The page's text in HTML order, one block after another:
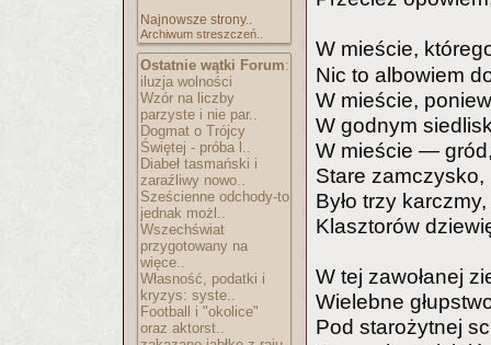
Najnowsze strony..
Archiwum streszczeń..
Ostatnie wątki Forum:
iluzja wolności
Wzór na liczby
parzyste i nie par..
Dogmat o Trójcy
Świętej - próba l..
Diabeł tasmański i
zaraźliwy nowo..
Sześcienne odchody-to
jednak możl..
Wszechświat
przygotowany na
więce..
Własność, podatki i
kryzys: syste..
Football i "okolice"
oraz aktorst..
W mieście,
Nic to albowiem
W mieście,
W godnym
W mieście —
Stare
Było trzy
Klasztorów
W tej zawołanej
Wielebne
Pod starożytnej